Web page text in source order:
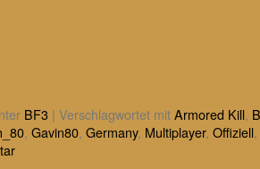
BF3 | Verschlagwortet mitArmored Kill,
, Gavin80, Germany, Multiplayer, Offiziell,